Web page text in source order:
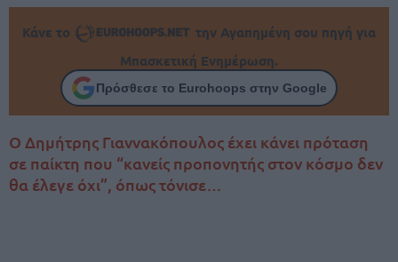
Κάνε το
την Αγαπημένη σου πηγή για
Μπασκετική Ενημέρωση.
Πρόσθεσε το Eurohoops στην Google
Ο Δημήτρης Γιαννακόπουλος έχει κάνει πρόταση
σε παίκτη που “κανείς προπονητής στον κόσμο δεν
θα έλεγε όχι”, όπως τόνισε…